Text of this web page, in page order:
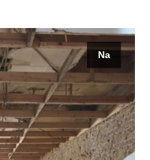
Na